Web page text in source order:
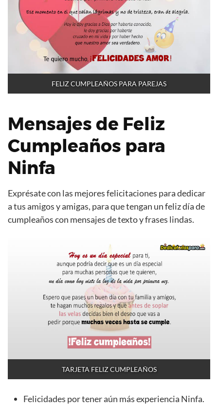
FELIZ CUMPLEAÑOS PARA PAREJAS
Mensajes de Feliz
Cumpleaños para
Ninfa
Exprésate con las mejores felicitaciones para dedicar
a tus amigos y amigas, para que tengan un feliz día de
cumpleaños con mensajes de texto y frases lindas.
TARJETA FELIZ CUMPLEAÑOS
Felicidades por tener aún más experiencia Ninfa.